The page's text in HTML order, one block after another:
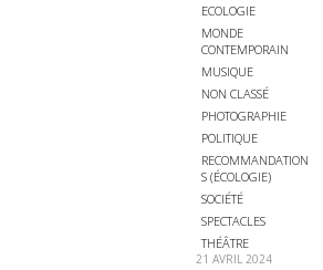
ECOLOGIE
MONDE
CONTEMPORAIN
MUSIQUE
NON CLASSÉ
PHOTOGRAPHIE
POLITIQUE
RECOMMANDATION
S (ÉCOLOGIE)
SOCIÉTÉ
SPECTACLES
THÉÂTRE
21 AVRIL 2024